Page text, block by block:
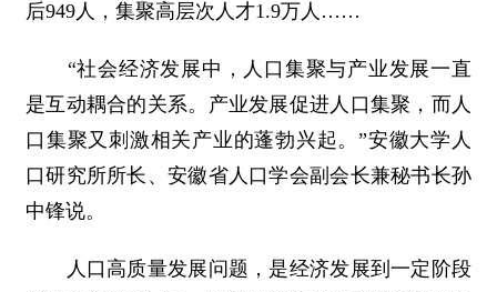
后949人，集聚高层次人才1.9万人……
“社会经济发展中，人口集聚与产业发展一直
是互动耦合的关系。产业发展促进人口集聚，而人
口集聚又刺激相关产业的蓬勃兴起。”安徽大学人
口研究所所长、安徽省人口学会副会长兼秘书长孙
中锋说。
人口高质量发展问题，是经济发展到一定阶段